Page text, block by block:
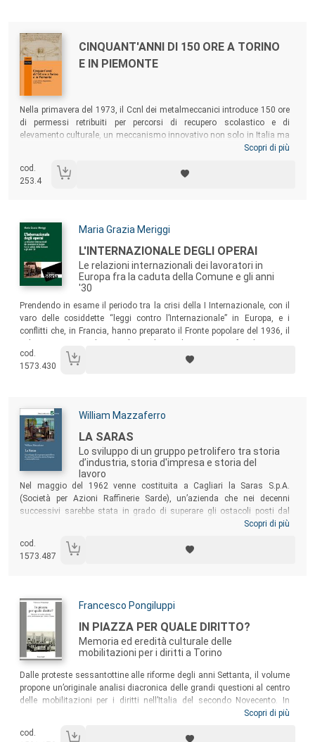
Autori:
Titolo:
CINQUANT'ANNI DI 150 ORE A TORINO
E IN PIEMONTE
Sommario:
Nella primavera del 1973, il Ccnl dei metalmeccanici introduce 150 ore
di permessi retribuiti per percorsi di recupero scolastico e di
elevamento culturale, un meccanismo innovativo non solo in Italia ma
nell’intero panorama europeo. A circa cinquant’anni da quel momento,
80 presentano una ricerca incentrata non solo sull’esperienza delle
150 ore, ma sull’evoluzione dell’educazione degli adulti fino a oggi,
Scopri di più
cod.
253.4
Autori:
Maria Grazia Meriggi
Titolo:
L'INTERNAZIONALE DEGLI OPERAI
Le relazioni internazionali dei lavoratori in
Europa fra la caduta della Comune e gli anni
'30
Sommario:
Prendendo in esame il periodo tra la crisi della I Internazionale, con il
varo delle cosiddette “leggi contro l’Internazionale” in Europa, e i
conflitti che, in Francia, hanno preparato il Fronte popolare del 1936, il
nei luoghi di lavoro, nel mercato del lavoro, nelle organizzazioni
nazionali e internazionali e nelle migrazioni.
cod.
1573.430
Autori:
William Mazzaferro
Titolo:
LA SARAS
Lo sviluppo di un gruppo petrolifero tra storia
d’industria, storia d'impresa e storia del
lavoro
Sommario:
Nel maggio del 1962 venne costituita a Cagliari la Saras S.p.A.
(Società per Azioni Raffinerie Sarde), un’azienda che nei decenni
successivi sarebbe stata in grado di superare gli ostacoli posti dal
contesto nazionale ed internazionale, gestendo quella che col tempo
case study
incentrato sulle vicende di un’impresa strettamente legata
alla famiglia del suo fondatore, Angelo Moratti, e sulle scelte
Scopri di più
cod.
1573.487
Autori:
Francesco Pongiluppi
Titolo:
IN PIAZZA PER QUALE DIRITTO?
Memoria ed eredità culturale delle
mobilitazioni per i diritti a Torino
Sommario:
Dalle proteste sessantottine alle riforme degli anni Settanta, il volume
propone un’originale analisi diacronica delle grandi questioni al centro
delle mobilitazioni per i diritti nell’Italia del secondo Novecento. In
particolare, questo lavoro si focalizza sulla città di Torino: dalla
Piemontese Antonio Gramsci, all’analisi della letteratura sui diritti,
Scopri di più
cod.